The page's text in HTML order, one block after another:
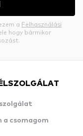
a Felhasználási
hogy bármikor
a csomagom